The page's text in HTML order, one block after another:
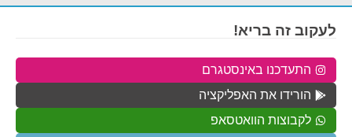
לעקוב זה בריא!
התעדכנו באינסטגרם
הורידו את האפליקציה
לקבוצות הוואטסאפ